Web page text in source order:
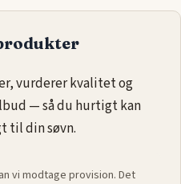
vurderer kvalitet og
— så du hurtigt kan
til din søvn.
vi modtage provision. Det